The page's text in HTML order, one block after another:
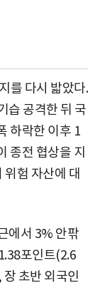
를 다시 밟았다.
습 공격한 뒤 국
하락한 이후 1
종전 협상을 지
험 자산에 대
에서 3% 안팎
포인트(2.6
초반 외국인